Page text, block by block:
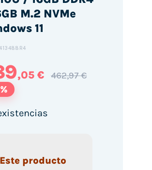
M.2 NVMe
11
,05 € 462,97 €
Este producto